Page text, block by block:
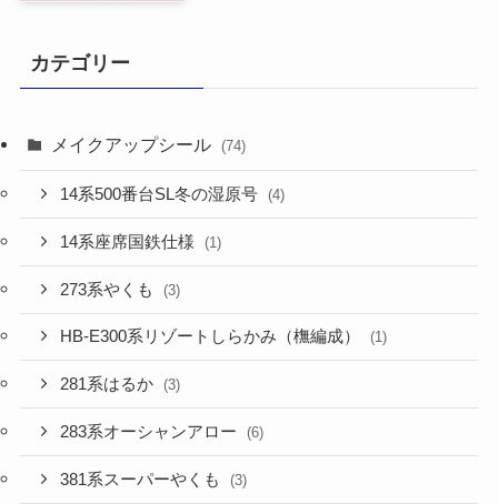
カテゴリー
メイクアップシール (74)
14系500番台SL冬の湿原号 (4)
14系座席国鉄仕様 (1)
273系やくも (3)
HB-E300系リゾートしらかみ（橅編成） (1)
281系はるか (3)
283系オーシャンアロー (6)
381系スーパーやくも (3)